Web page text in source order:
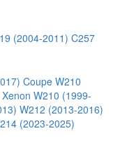
(2004-2011) C257
Coupe W210
W210 (1999-
W212 (2013-2016)
(2023-2025)